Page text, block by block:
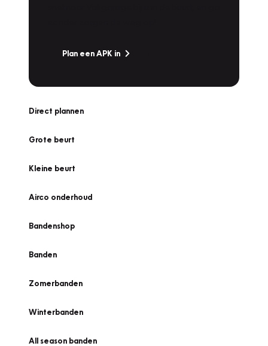
Plan een APK in
Direct plannen
Grote beurt
Kleine beurt
Airco onderhoud
Bandenshop
Banden
Zomerbanden
Winterbanden
All season banden